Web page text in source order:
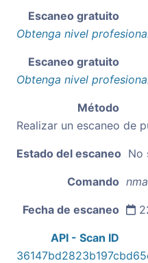
Escaneo gratuito
Obtenga nivel
Escaneo gratuito
Obtenga nivel
Método
Realizar un escaneo de
Estado del escaneo No
Comando
Fecha de escaneo
API - Scan ID